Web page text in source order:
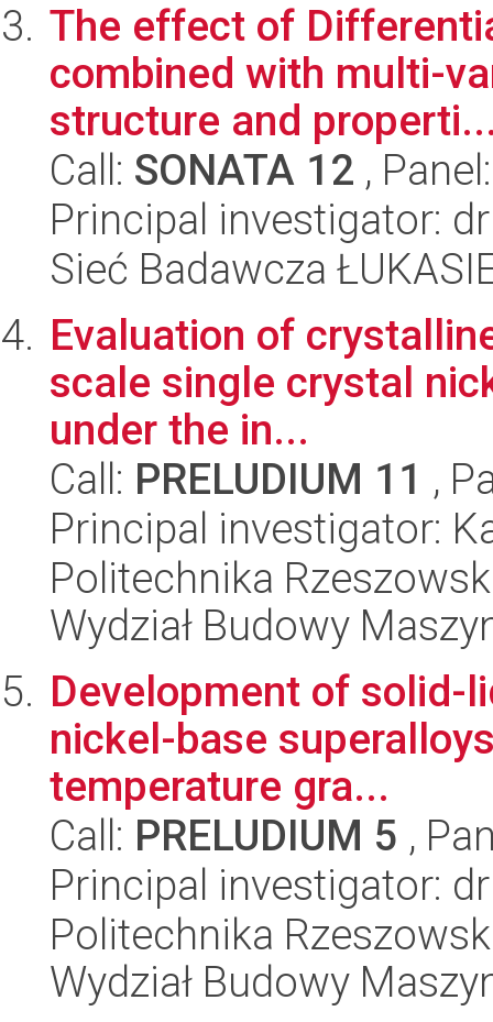
The effect of
combined with multi-
structure and
Call: SONATA 12 ,
Principal investigator:
Sieć Badawcza
Evaluation of
scale single crystal
under the in...
Call: PRELUDIUM 11 ,
Principal investigator:
Politechnika
Wydział Budowy
Development of solid-
nickel-base
temperature gra...
Call: PRELUDIUM 5 ,
Principal investigator:
Politechnika
Wydział Budowy